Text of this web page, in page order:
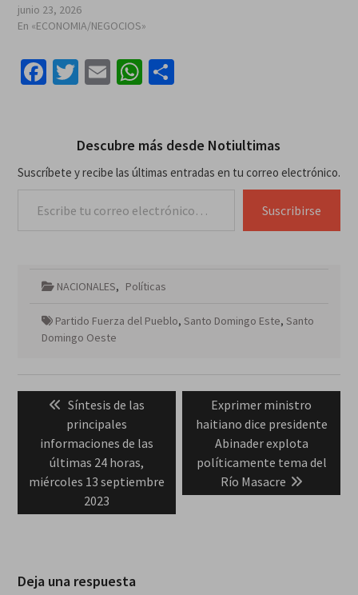
junio 23, 2026
En «ECONOMIA/NEGOCIOS»
Facebook
Twitter
EmailWhatsApp
Compartir
Descubre más desde Notiultimas
Suscríbete y recibe las últimas entradas en tu correo electrónico.
Suscribirse
NACIONALES, Políticas
Partido Fuerza del Pueblo, Santo Domingo Este, Santo
Domingo Oeste
entradas
Previous
post:
Síntesis de las
principales
informaciones de las
últimas 24 horas,
miércoles 13 septiembre
2023
Next
post:
Exprimer ministro
haitiano dice presidente
Abinader explota
políticamente tema del
Río Masacre
Deja una respuesta